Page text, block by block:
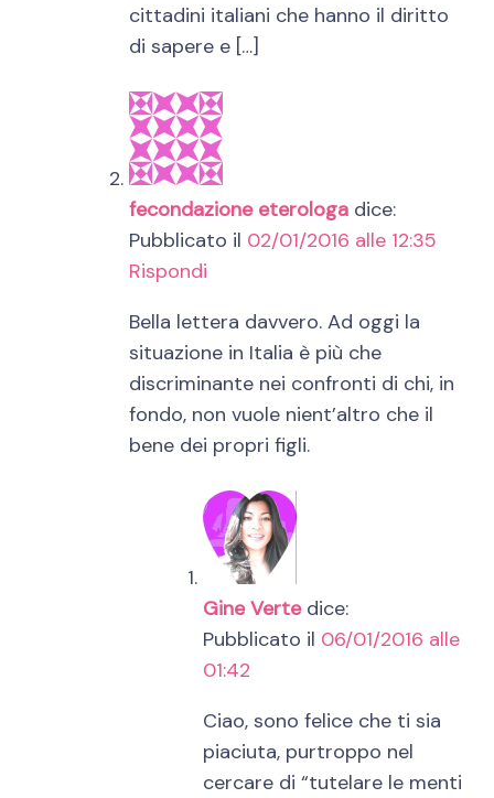
cittadini italiani che hanno il diritto
di sapere e […]
fecondazione eterologa dice:
Pubblicato il 02/01/2016 alle 12:35
Rispondi
Bella lettera davvero. Ad oggi la
situazione in Italia è più che
discriminante nei confronti di chi, in
fondo, non vuole nient’altro che il
bene dei propri figli.
Gine Verte dice:
Pubblicato il 06/01/2016 alle
01:42
Ciao, sono felice che ti sia
piaciuta, purtroppo nel
cercare di “tutelare le menti